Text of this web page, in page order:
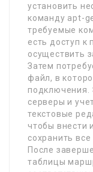
установить
команду apt-
требуемые
есть доступ к
осуществить
Затем
файл, в
подключения.
серверы и
текстовые
чтобы внести
сохранить
После
таблицы